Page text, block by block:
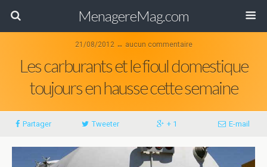
MenagereMag.com
21/08/2012 ↔ aucun commentaire
Les carburants et le fioul domestique
toujours en hausse cette semaine
Partager Tweeter + 1 E-mail